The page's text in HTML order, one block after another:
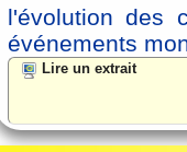
l'évolution des
événements
Lire un extrait